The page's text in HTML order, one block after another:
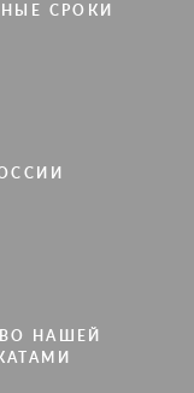
СРОКИ
НАШЕЙ